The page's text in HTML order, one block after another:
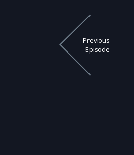
Previous
Episode